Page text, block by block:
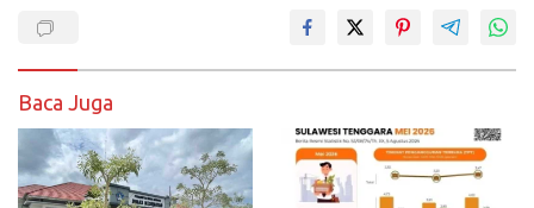
Baca Juga